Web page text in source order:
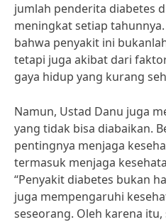
jumlah penderita diabetes
meningkat setiap
bahwa penyakit ini
tetapi juga akibat dari
gaya hidup yang kurang
Namun, Ustad Danu juga
yang tidak bisa diabaikan.
pentingnya menjaga
termasuk menjaga
“Penyakit diabetes bukan
juga mempengaruhi
seseorang. Oleh karena